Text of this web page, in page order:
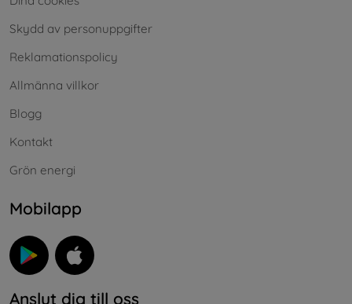
Skydd av personuppgifter
Reklamationspolicy
Allmänna villkor
Blogg
Kontakt
Grön energi
Mobilapp
Anslut dig till oss